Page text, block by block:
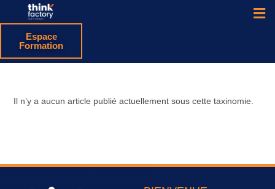
Espace
Formation
Il n’y a aucun article publié actuellement sous cette taxinomie.